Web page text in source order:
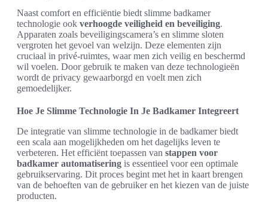
Naast comfort en efficiëntie biedt slimme badkamer
technologie ook verhoogde veiligheid en beveiliging.
Apparaten zoals beveiligingscamera’s en slimme sloten
vergroten het gevoel van welzijn. Deze elementen zijn
cruciaal in privé-ruimtes, waar men zich veilig en beschermd
wil voelen. Door gebruik te maken van deze technologieën
wordt de privacy gewaarborgd en voelt men zich
gemoedelijker.
Hoe Je Slimme Technologie In Je Badkamer Integreert
De integratie van slimme technologie in de badkamer biedt
een scala aan mogelijkheden om het dagelijks leven te
verbeteren. Het efficiënt toepassen van stappen voor
badkamer automatisering is essentieel voor een optimale
gebruikservaring. Dit proces begint met het in kaart brengen
van de behoeften van de gebruiker en het kiezen van de juiste
producten.